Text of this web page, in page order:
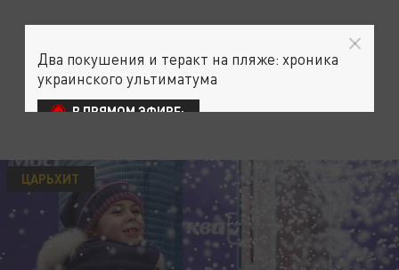
ЦАРЬХИТ
Два покушения и теракт на пляже: хроника
украинского ультиматума
В ПРЯМОМ ЭФИРЕ: